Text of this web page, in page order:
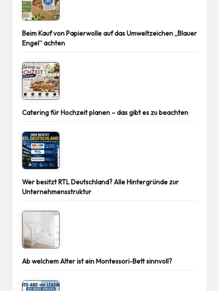
Beim Kauf von Papierwolle auf das Umweltzeichen „Blauer
Engel“ achten
Catering für Hochzeit planen – das gibt es zu beachten
Wer besitzt RTL Deutschland? Alle Hintergründe zur
Unternehmensstruktur
Ab welchem Alter ist ein Montessori-Bett sinnvoll?